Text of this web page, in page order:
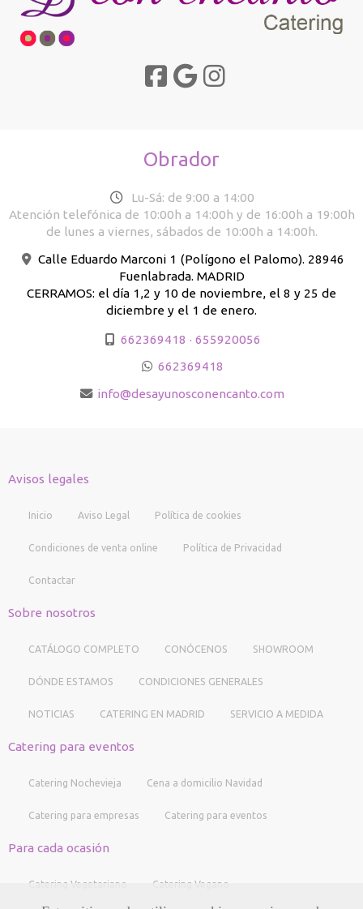
Obrador
Lu-Sá: de 9:00 a 14:00
Atención telefónica de 10:00h a 14:00h y de 16:00h a 19:00h
de lunes a viernes, sábados de 10:00h a 14:00h.
Calle Eduardo Marconi 1 (Polígono el Palomo). 28946
Fuenlabrada. MADRID
CERRAMOS: el día 1,2 y 10 de noviembre, el 8 y 25 de
diciembre y el 1 de enero.
662369418 · 655920056
662369418
info
desayunosconencanto.com
Avisos legales
Inicio Aviso Legal Política de cookies
Condiciones de venta online Política de Privacidad
Contactar
Sobre nosotros
CATÁLOGO COMPLETO CONÓCENOS SHOWROOM
DÓNDE ESTAMOS CONDICIONES GENERALES
NOTICIAS CATERING EN MADRID SERVICIO A MEDIDA
Catering para eventos
Catering Nochevieja Cena a domicilio Navidad
Catering para empresas Catering para eventos
Para cada ocasión
Catering Vegetariano Catering Vegano